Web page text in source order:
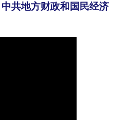
共地方财政和国民经济